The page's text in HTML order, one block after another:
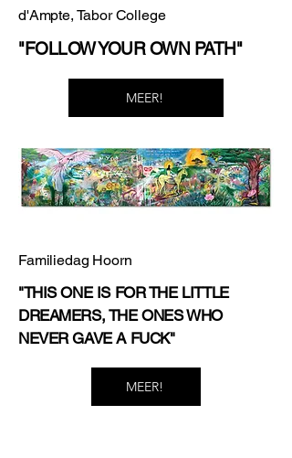
d'Ampte, Tabor College
"FOLLOW YOUR OWN PATH"
MEER!
Familiedag Hoorn
"THIS ONE IS FOR THE LITTLE
DREAMERS, THE ONES WHO
NEVER GAVE A FUCK"
MEER!